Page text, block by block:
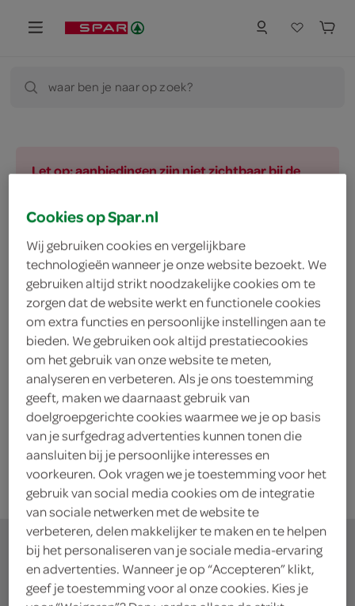
waar ben je naar op zoek?
Let op: aanbiedingen zijn niet zichtbaar bij de
verwerkt in de winkelmand.
vegetarisch biologisch
filter (2)
Crumble stroopwafels
9 Stuks
3.99 kies je SPAR
Cookies op Spar.nl
Wij gebruiken cookies en vergelijkbare
technologieën wanneer je onze website bezoekt. We
gebruiken altijd strikt noodzakelijke cookies om te
zorgen dat de website werkt en functionele cookies
om extra functies en persoonlijke instellingen aan te
bieden. We gebruiken ook altijd prestatiecookies
om het gebruik van onze website te meten,
analyseren en verbeteren. Als je ons toestemming
geeft, maken we daarnaast gebruik van
doelgroepgerichte cookies waarmee we je op basis
van je surfgedrag advertenties kunnen tonen die
aansluiten bij je persoonlijke interesses en
voorkeuren. Ook vragen we je toestemming voor het
gebruik van social media cookies om de integratie
van sociale netwerken met de website te
verbeteren, delen makkelijker te maken en te helpen
bij het personaliseren van je sociale media-ervaring
en advertenties. Wanneer je op “Accepteren” klikt,
geef je toestemming voor al onze cookies. Kies je